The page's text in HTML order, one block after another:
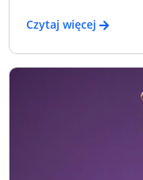
Czytaj więcej